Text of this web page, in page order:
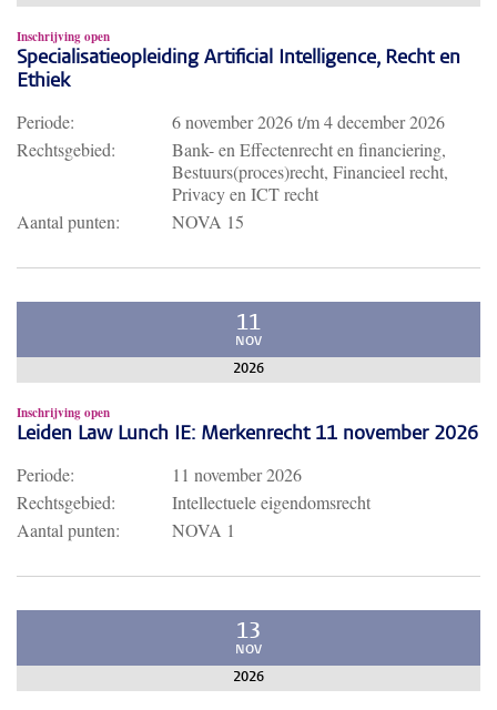
Inschrijving open
Specialisatieopleiding Artificial Intelligence, Recht en
Ethiek
Periode: 6 november 2026t/m4 december 2026
Rechtsgebied:
Bank- en Effectenrecht en financiering,
Bestuurs(proces)recht, Financieel recht,
Privacy en ICT recht
Aantal punten:
NOVA 15
11
NOV
2026
Inschrijving open
Leiden Law Lunch IE: Merkenrecht 11 november 2026
Periode:
11 november 2026
Rechtsgebied:
Intellectuele eigendomsrecht
Aantal punten:
NOVA 1
13
NOV
2026